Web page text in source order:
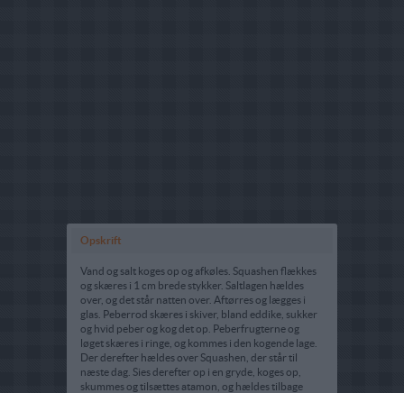
Opskrift
Vand og salt koges op og afkøles. Squashen flækkes
og skæres i 1 cm brede stykker. Saltlagen hældes
over, og det står natten over. Aftørres og lægges i
glas. Peberrod skæres i skiver, bland eddike, sukker
og hvid peber og kog det op. Peberfrugterne og
løget skæres i ringe, og kommes i den kogende lage.
Der derefter hældes over Squashen, der står til
næste dag. Sies derefter op i en gryde, koges op,
skummes og tilsættes atamon, og hældes tilbage